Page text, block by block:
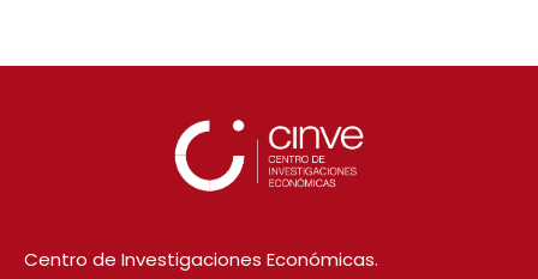
Centro de Investigaciones Económicas.